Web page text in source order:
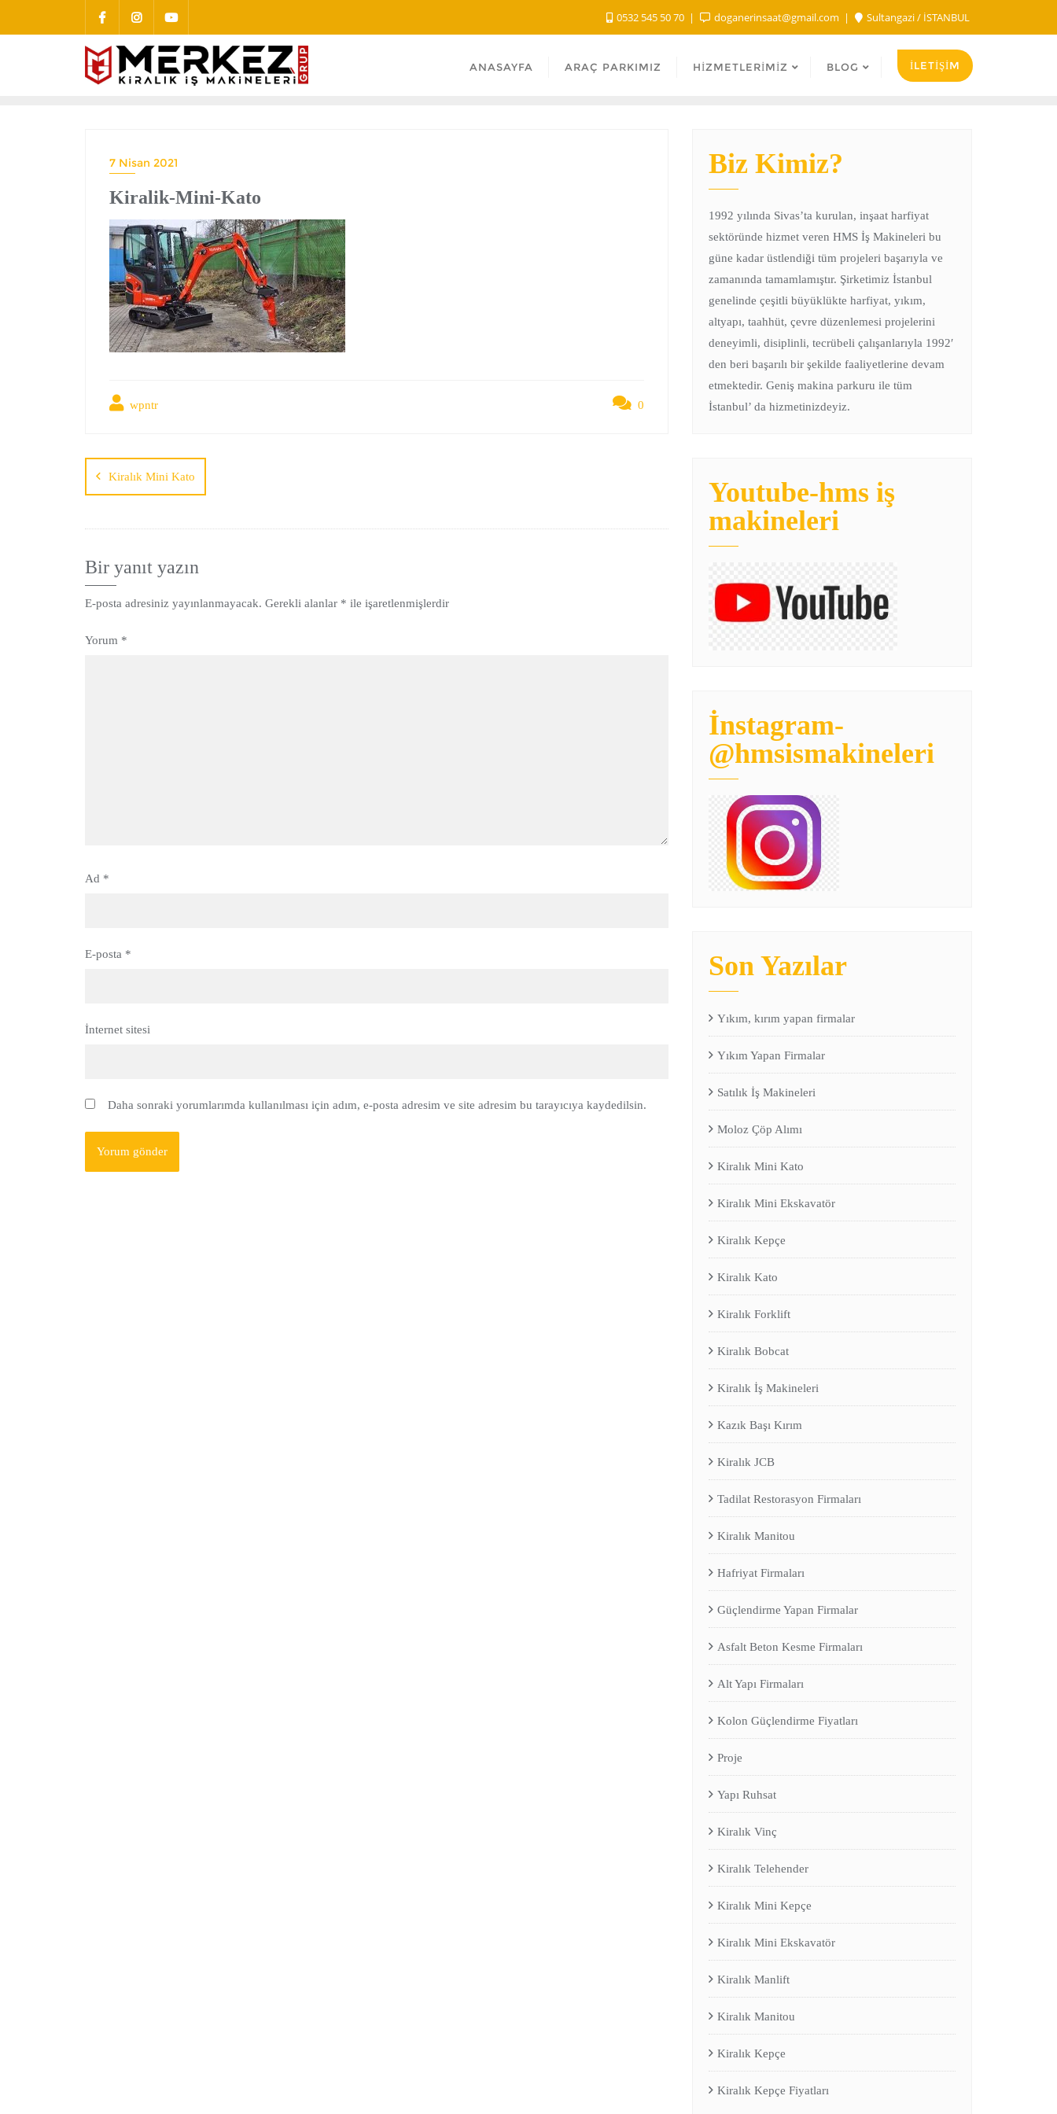
0532 545 50 70 doganerinsaat@gmail.com Sultangazi / İSTANBUL
ANASAYFA ARAÇ PARKIMIZ HIZMETLERIMIZ BLOG İLETİŞİM
7 Nisan 2021
Kiralik-Mini-Kato
wpntr 0
Kiralık Mini Kato
Bir yanıt yazın
E-posta adresiniz yayınlanmayacak. Gerekli alanlar * ile işaretlenmişlerdir
Yorum *
Ad *
E-posta *
İnternet sitesi
Daha sonraki yorumlarımda kullanılması için adım, e-posta adresim ve site adresim bu tarayıcıya kaydedilsin.
Biz Kimiz?
1992 yılında Sivas’ta kurulan, inşaat harfiyat
sektöründe hizmet veren HMS İş Makineleri bu
güne kadar üstlendiği tüm projeleri başarıyla ve
zamanında tamamlamıştır. Şirketimiz İstanbul
genelinde çeşitli büyüklükte harfiyat, yıkım,
altyapı, taahhüt, çevre düzenlemesi projelerini
deneyimli, disiplinli, tecrübeli çalışanlarıyla 1992′
den beri başarılı bir şekilde faaliyetlerine devam
etmektedir. Geniş makina parkuru ile tüm
İstanbul’ da hizmetinizdeyiz.
Youtube-hms iş
makineleri
İnstagram-
@hmsismakineleri
Son Yazılar
Yıkım, kırım yapan firmalar
Yıkım Yapan Firmalar
Satılık İş Makineleri
Moloz Çöp Alımı
Kiralık Mini Kato
Kiralık Mini Ekskavatör
Kiralık Kepçe
Kiralık Kato
Kiralık Forklift
Kiralık Bobcat
Kiralık İş Makineleri
Kazık Başı Kırım
Kiralık JCB
Tadilat Restorasyon Firmaları
Kiralık Manitou
Hafriyat Firmaları
Güçlendirme Yapan Firmalar
Asfalt Beton Kesme Firmaları
Alt Yapı Firmaları
Kolon Güçlendirme Fiyatları
Proje
Yapı Ruhsat
Kiralık Vinç
Kiralık Telehender
Kiralık Mini Kepçe
Kiralık Mini Ekskavatör
Kiralık Manlift
Kiralık Manitou
Kiralık Kepçe
Kiralık Kepçe Fiyatları